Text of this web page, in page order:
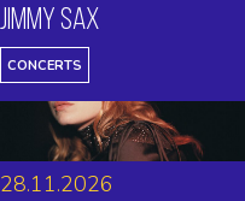
Jimmy Sax
CONCERTS
28.11.2026